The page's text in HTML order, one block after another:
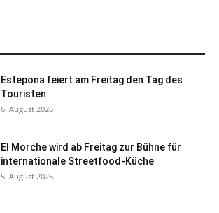
Estepona feiert am Freitag den Tag des
Touristen
6. August 2026
El Morche wird ab Freitag zur Bühne für
internationale Streetfood-Küche
5. August 2026